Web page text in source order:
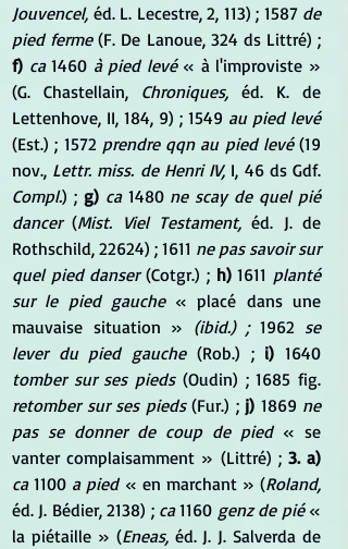
Jouvencel, éd. L. Lecestre, 2, 113) ; 1587 de
pied ferme
f) ca 1460 à pied levé « à l'improviste »
(G. Chastellain, Chroniques, éd. K. de
Lettenhove, II, 184, 9) ; 1549 au pied levé
(Est.) ; 1572 prendre qqn au pied levé (19
nov., Lettr. miss. de Henri IV,
Compl.) ; g) ca 1480 ne scay de quel pié
dancer (Mist. Viel Testament, éd. J. de
Rothschild, 22624) ; 1611 ne pas savoir sur
quel pied danser (Cotgr.) ; h) 1611 planté
sur le pied gauche « placé dans une
mauvaise situation » (ibid.) ; 1962 se
lever du pied gauche (Rob.) ; i)
tomber sur ses pieds
retomber sur ses pieds (Fur.) ; j) 1869 ne
pas se donner de coup de pied « se
vanter complaisamment » (Littré) ; 3. a)
ca 1100 a pied « en marchant » (Roland,
éd. J. Bédier, 2138) ; ca 1160 genz de pié «
la piétaille » (Eneas, éd. J. J. Salverda de